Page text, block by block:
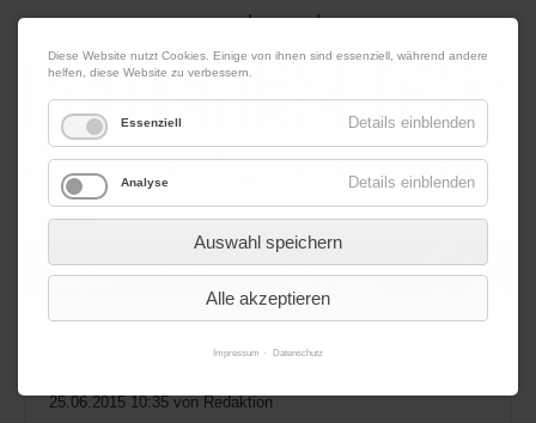
08. August 2026 Impressum|Kontakt|Datenschutz
Werbung
25.06.2015 10:35 von Redaktion
Diese Website nutzt Cookies. Einige von ihnen sind essenziell, während andere
helfen, diese Website zu verbessern.
Essenziell Details einblenden
Analyse Details einblenden
Auswahl speichern
Alle akzeptieren
Impressum Datenschutz